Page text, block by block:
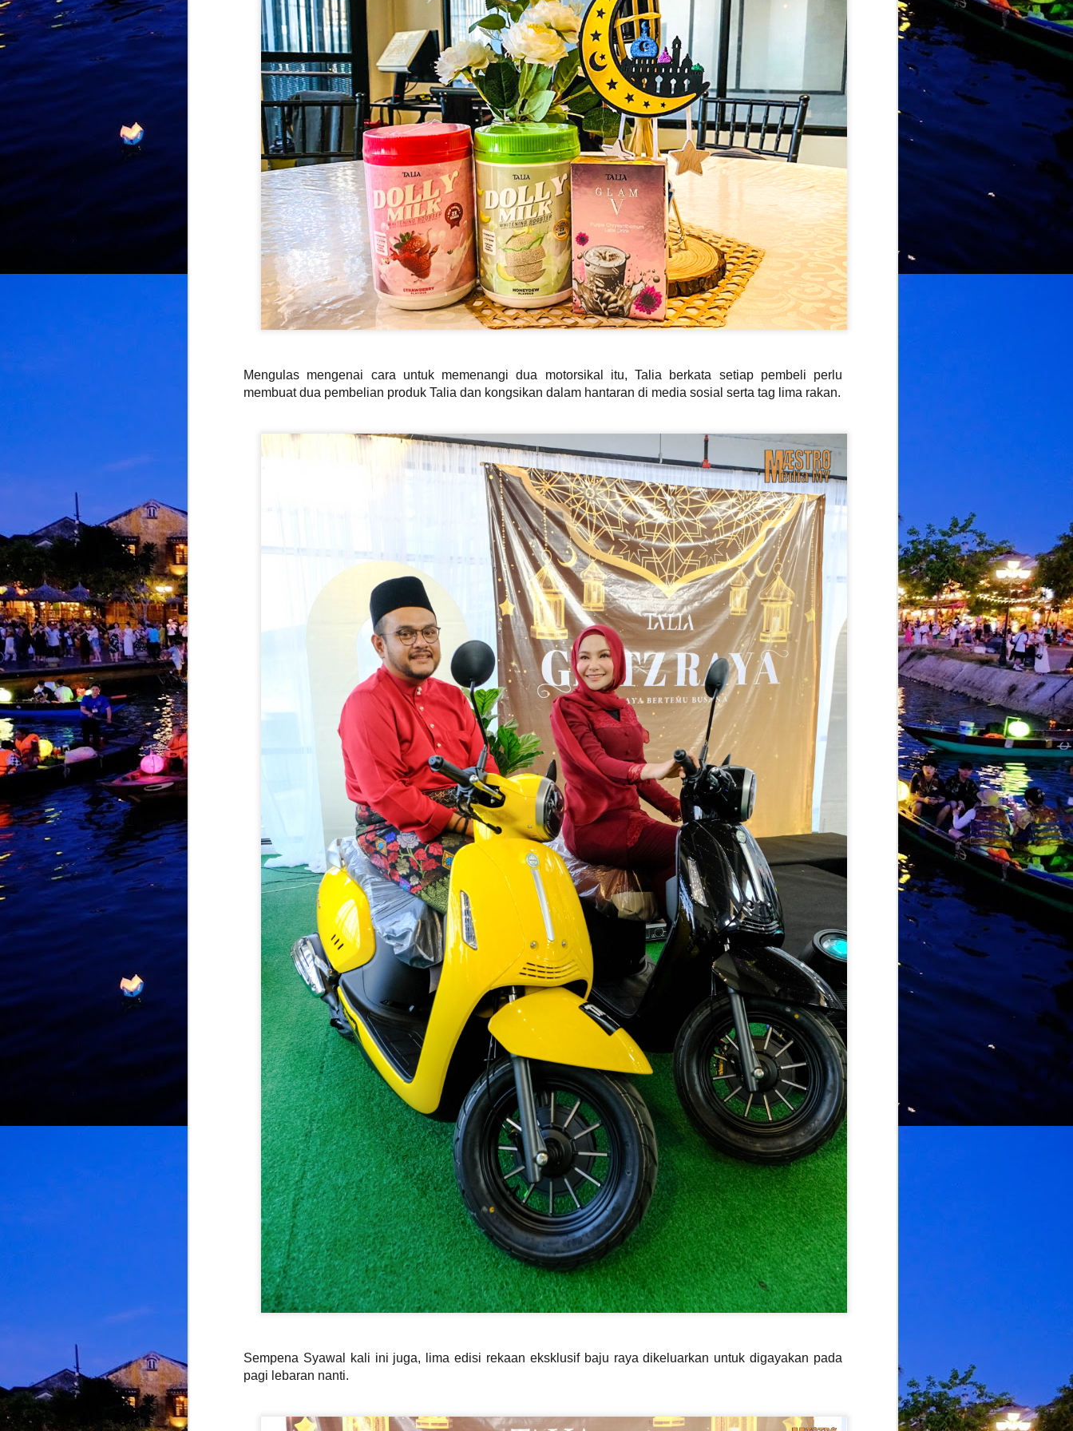
Mengulas mengenai cara untuk memenangi dua motorsikal itu, Talia berkata setiap pembeli perlu
membuat dua pembelian produk Talia dan kongsikan dalam hantaran di media sosial serta tag lima rakan.
Sempena Syawal kali ini juga, lima edisi rekaan eksklusif baju raya dikeluarkan untuk digayakan pada
pagi lebaran nanti.
BAHANG MENJELANG KONSERT 3 DEKAD UNGU
KIAN TERASA! MARSHA BAKAL BERAKSI
BERSAMA UNGU
KUALA LUMPUR, 25 MEI 2026 – Bahang menjelang konsert yang
ditunggu-tunggu ramai “Ungu 3 Dasawarsa: Special Night in Kuala
Lumpur” kini semakin dirasai apabila kumpulan legenda Indonesia,
Ungu, bersedia untuk meraikan perjalanan seni mereka selama tiga
dekad bersama peminat di Malaysia dalam sebuah malam yang
dijangka penuh emosi, nostalgia dan kejutan istimewa.
MAY
24
LATIHAN PESTAPORA MALAYSIA 2026 UMUM
BARISAN PENUH ARTIS!
KUALA LUMPUR, 21 MEI 2026 – Selepas mencetuskan
keterujaan dalam kalangan peminat menerusi pengumuman edisi
kedua serta sambutan hangat terhadap jualan “Blind Sale Tickets”,
Latihan Pestapora Malaysia 2026 kini secara rasmi mengumumkan
barisan penuh artis yang bakal menjayakan festival muzik rentas
budaya paling dinanti-nantikan tahun ini.
KUALA LUMPUR, 14 MEI 2026 – Selepas lebih dua dekad
dikenali menerusi karya-karya balada dan pop alternatif yang dekat
dengan jiwa pendengar, Aizat Amdan kini membuka lembaran baharu
dalam perjalanan seninya menerusi single terbaharu berjudul “Ajar
Aku”, sebuah kolaborasi bersama band post-hardcore popular,
Sekumpulan Orang Gila (SOG).
KONSERT 3 VETO GABUNGKAN TIGA GERGASI
ROCK WINGS , SEARCH & XPDC ATAS SATU
PENTAS
KUALA LUMPUR, 13 Mei 2026- Selepas sekian lama dinantikan,
peminat muzik rock tanah air bakal disajikan dengan sebuah konsert
istimewa apabila kumpulan Search,Wings & XPDC digandingkan
buat pertama kalinya dalam Konsert 3 Veto.
MAY
11
SENTUHAN EMOSI RASI JIWA GHEA INDRAWARI
SAMPAI KEPADA PEMINAT
Ghea Indrawari akhirnya merealisasikan impiannya untuk
bertemu peminat Malaysia menerusi konsert solo istimewa “GHEA
INDRAWARI: RASI JIWA – Live in Kuala Lumpur” yang berlangsung
penuh emosional di Zepp Kuala Lumpur pada 8 Mei lalu.
Buat pertama kali tampil dengan konsert penuh di Malaysia, Ghea
membuktikan popularitinya bukan sekadar bersandarkan angka
penstriman digital semata-mata, tetapi kekuatan sebenar penyanyi itu
terletak pada keupayaannya menyampaikan emosi secara jujur di
atas pentas.
MAY
" KAU BERSAMA DIA " KLANGIT MENAMPILKAN
DINA RIJEU
Kumpulan pop rock popular, Klangit kembali mengukuhkan
kedudukan mereka dalam industri muzik tempatan menerusi
pelancaran single terbaharu berjudul “Kau Bersama Dia”, sebuah
karya yang menyelami sisi paling rapuh dalam perasaan manusia -
kehilangan, penerimaan dan keikhlasan dalam mencintai.
MAY
6
ROCKQUEEN ELLA " HOMECOMING " BAKAL
TAKLUK STADIUM BATU KAWAN 25 JULAI
KUALA LUMPUR, 5 MEI 2026 – Sebuah sidang media khas
diadakan pada hari ini bertempat di Odeon Kuala Lumpur bagi
mengumumkan penganjuran konsert Majlis Tertinggi Rockqueen Ella:
Homecoming Edisi 60 Permata Biru yang bakal berlangsung pada 25
Julai 2026 ini di Stadium Negeri Pulau Pinang, Batu Kawan.
MAY
" LAST MAN STANDING 2026 " AWIE BAKAL
Awie, bakal mengukir satu lagi sejarah menerusi konsert berskala
mega AWIE ROCK KING - LAST MAN STANDING 2026 yang akan